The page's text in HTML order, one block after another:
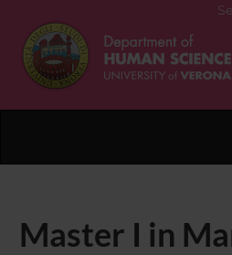
Master I in